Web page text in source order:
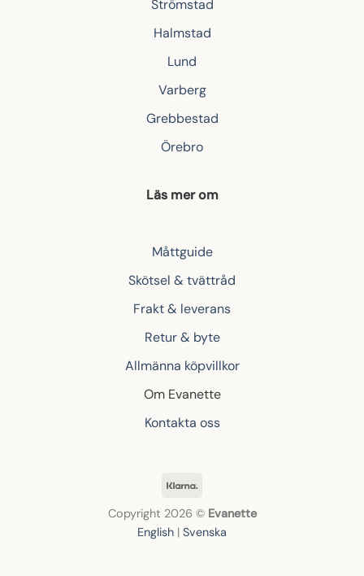
Strömstad
Halmstad
Lund
Varberg
Grebbestad
Örebro
Läs mer om
Måttguide
Skötsel & tvättråd
Frakt & leverans
Retur & byte
Allmänna köpvillkor
Om Evanette
Kontakta oss
Copyright 2026 © Evanette
English | Svenska